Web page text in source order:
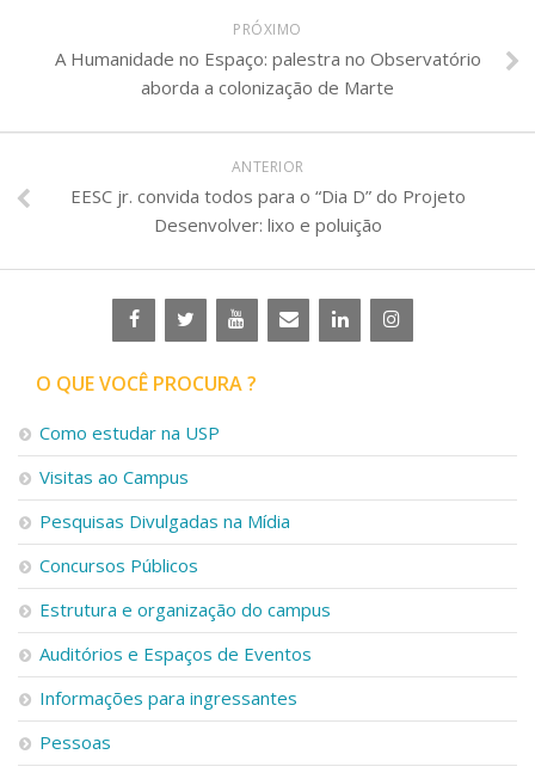
PRÓXIMO
A Humanidade no Espaço: palestra no Observatório
aborda a colonização de Marte
ANTERIOR
EESC jr. convida todos para o “Dia D” do Projeto
Desenvolver: lixo e poluição
O QUE VOCÊ PROCURA ?
Como estudar na USP
Visitas ao Campus
Pesquisas Divulgadas na Mídia
Concursos Públicos
Estrutura e organização do campus
Auditórios e Espaços de Eventos
Informações para ingressantes
Pessoas